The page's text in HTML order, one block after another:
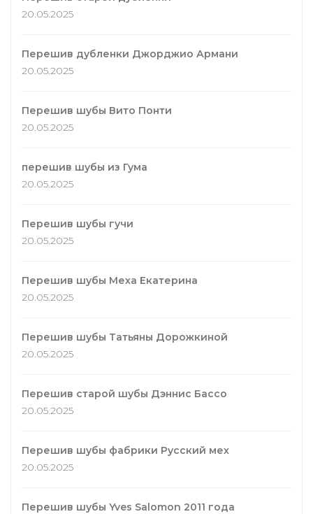
20.05.2025
Перешив дубленки Джорджио Армани
20.05.2025
Перешив шубы Вито Понти
20.05.2025
перешив шубы из Гума
20.05.2025
Перешив шубы гучи
20.05.2025
Перешив шубы Меха Екатерина
20.05.2025
Перешив шубы Татьяны Дорожкиной
20.05.2025
Перешив старой шубы Дэннис Бассо
20.05.2025
Перешив шубы фабрики Русский мех
20.05.2025
Перешив шубы Yves Salomon 2011 года